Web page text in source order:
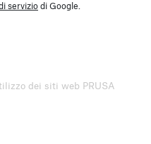
serviziodi Google.
dei siti web PRUSA